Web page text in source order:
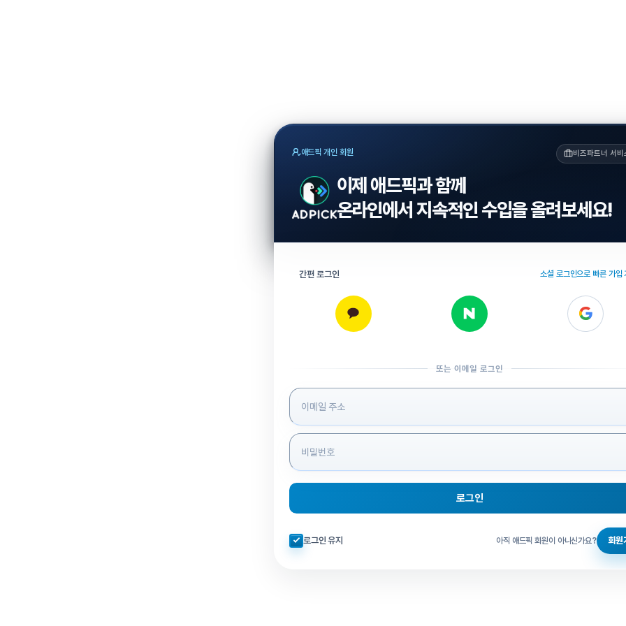
애드픽 개인 회원 비즈파트너 서비
이제 애드픽과 함께
온라인에서 지속적인 수입을 올려보세요!
간편 로그인 소셜 로그인으로 빠른 가입
또는 이메일 로그인
로그인 정보 입력
로그인
자동로그인 체크
로그인 유지 아직 애드픽 회원이 아니신가요? 회원